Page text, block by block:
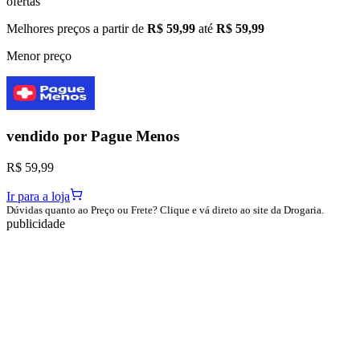
Melhores preços a partir de R$ 59,99 até R$ 59,99
Menor preço
vendido por Pague Menos
R$ 59,99
Ir para a loja
Dúvidas quanto ao Preço ou Frete? Clique e vá direto ao site da Drogaria.
publicidade